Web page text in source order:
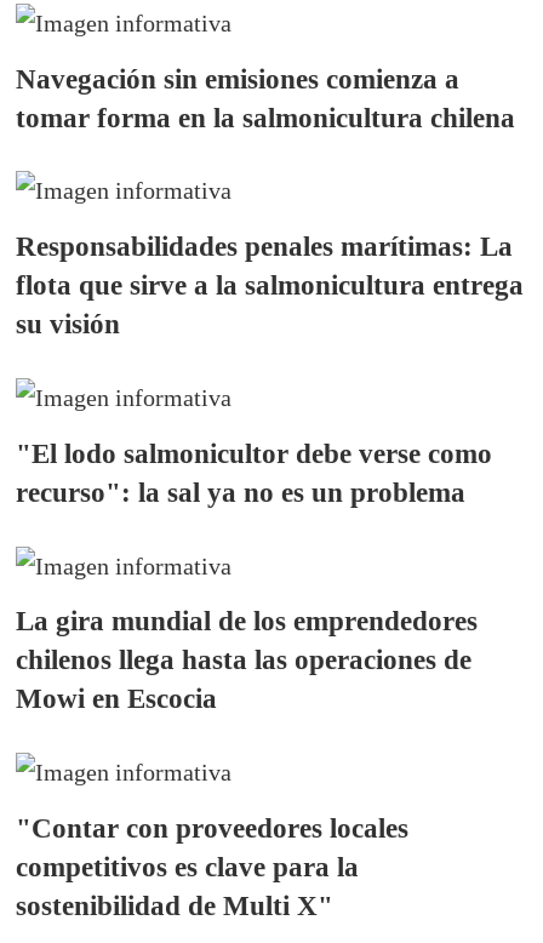
Navegación sin emisiones comienza a
tomar forma en la salmonicultura chilena
Responsabilidades penales marítimas: La
flota que sirve a la salmonicultura entrega
su visión
"El lodo salmonicultor debe verse como
recurso": la sal ya no es un problema
La gira mundial de los emprendedores
chilenos llega hasta las operaciones de
Mowi en Escocia
"Contar con proveedores locales
competitivos es clave para la
sostenibilidad de Multi X"